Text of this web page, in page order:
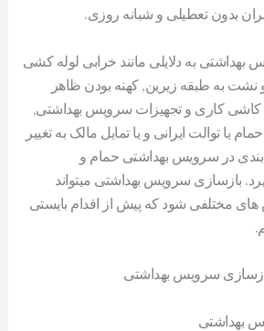
بدون تعطیلی و شبانه روزی.
بهداشتی به دلایلی مانند خرابی لوله کشی
به طبقه زیرین, کهنه بودن ظاهر
کاشی کاری و تجهیزات سرویس بهداشتی,
یا توالت ایرانی و یا تمایل مالک به تغییر
بندی در سرویس بهداشتی حمام و
بازسازی سرویس بهداشتی میتواند
مختلفی شود که پیش از اقدام بایستی
بهداشتی